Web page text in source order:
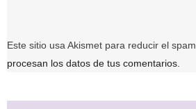
Este sitio usa Akismet para reducir el spam.
procesan los datos de tus comentarios.